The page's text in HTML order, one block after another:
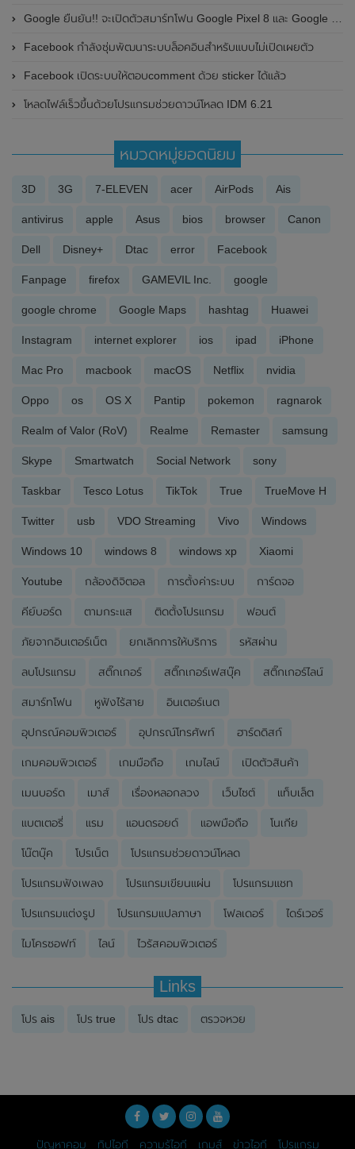
Google ยืนยัน!! จะเปิดตัวสมาร์ทโฟน Google Pixel 8 และ Google Pixel 8 Pro อย่างเป็นทางการในวันที่ 4 ตุลาคม 2023 นี้
Facebook กำลังซุ่มพัฒนาระบบล็อคอินสำหรับแบบไม่เปิดเผยตัว
Facebook เปิดระบบให้ตอบcomment ด้วย sticker ได้แล้ว
โหลดไฟล์เร็วขึ้นด้วยโปรแกรมช่วยดาวน์โหลด IDM 6.21
หมวดหมู่ยอดนิยม
3D 3G 7-ELEVEN acer AirPods Ais
antivirus apple Asus bios browser Canon
Dell Disney+ Dtac error Facebook
Fanpage firefox GAMEVIL Inc. google
google chrome Google Maps hashtag Huawei
Instagram internet explorer ios ipad iPhone
Mac Pro macbook macOS Netflix nvidia
Oppo os OS X Pantip pokemon ragnarok
Realm of Valor (RoV) Realme Remaster samsung
Skype Smartwatch Social Network sony
Taskbar Tesco Lotus TikTok True TrueMove H
Twitter usb VDO Streaming Vivo Windows
Windows 10 windows 8 windows xp Xiaomi
Youtube กล้องดิจิตอล การตั้งค่าระบบ การ์ดจอ
คีย์บอร์ด ตามกระแส ติดตั้งโปรแกรม ฟอนต์
ภัยจากอินเตอร์เน็ต ยกเลิกการให้บริการ รหัสผ่าน
ลบโปรแกรม สติ๊กเกอร์ สติ๊กเกอร์เฟสบุ๊ค สติ๊กเกอร์ไลน์
สมาร์ทโฟน หูฟังไร้สาย อินเตอร์เนต
อุปกรณ์คอมพิวเตอร์ อุปกรณ์โทรศัพท์ ฮาร์ดดิสก์
เกมคอมพิวเตอร์ เกมมือถือ เกมไลน์ เปิดตัวสินค้า
เมนบอร์ด เมาส์ เรื่องหลอกลวง เว็บไซต์ แท็บเล็ต
แบตเตอรี่ แรม แอนดรอยด์ แอพมือถือ โนเกีย
โน๊ตบุ๊ค โปรเน็ต โปรแกรมช่วยดาวน์โหลด
โปรแกรมฟังเพลง โปรแกรมเขียนแผ่น โปรแกรมแชท
โปรแกรมแต่งรูป โปรแกรมแปลภาษา โฟลเดอร์ ไดร์เวอร์
ไมโครซอฟท์ ไลน์ ไวรัสคอมพิวเตอร์
Links
โปร ais โปร true โปร dtac ตรวจหวย
ปัญหาคอม ทิปไอที ความรู้ไอที เกมส์ ข่าวไอที โปรแกรม